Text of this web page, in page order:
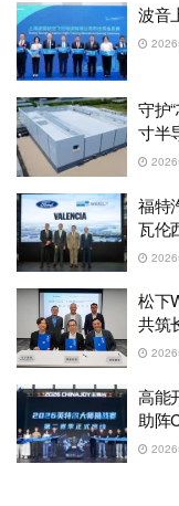
波音
2026
守护
寸半
2026
福特
瓦伦
2026
松下
共筑
2026
高能
助阵
2026